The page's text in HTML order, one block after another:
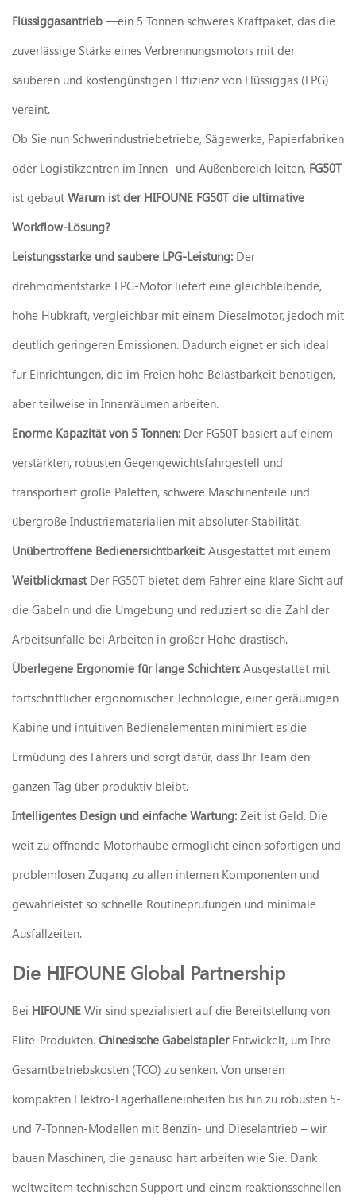
Flüssiggasantrieb —ein 5 Tonnen schweres Kraftpaket, das die
zuverlässige Stärke eines Verbrennungsmotors mit der
sauberen und kostengünstigen Effizienz von Flüssiggas (LPG)
vereint.
Ob Sie nun Schwerindustriebetriebe, Sägewerke, Papierfabriken
oder Logistikzentren im Innen- und Außenbereich leiten, FG50T
ist gebaut Warum ist der HIFOUNE FG50T die ultimative
Workflow-Lösung?
Leistungsstarke und saubere LPG-Leistung: Der
drehmomentstarke LPG-Motor liefert eine gleichbleibende,
hohe Hubkraft, vergleichbar mit einem Dieselmotor, jedoch mit
deutlich geringeren Emissionen. Dadurch eignet er sich ideal
für Einrichtungen, die im Freien hohe Belastbarkeit benötigen,
aber teilweise in Innenräumen arbeiten.
Enorme Kapazität von 5 Tonnen: Der FG50T basiert auf einem
verstärkten, robusten Gegengewichtsfahrgestell und
transportiert große Paletten, schwere Maschinenteile und
übergroße Industriematerialien mit absoluter Stabilität.
Unübertroffene Bedienersichtbarkeit: Ausgestattet mit einem
Weitblickmast Der FG50T bietet dem Fahrer eine klare Sicht auf
die Gabeln und die Umgebung und reduziert so die Zahl der
Arbeitsunfälle bei Arbeiten in großer Höhe drastisch.
Überlegene Ergonomie für lange Schichten: Ausgestattet mit
fortschrittlicher ergonomischer Technologie, einer geräumigen
Kabine und intuitiven Bedienelementen minimiert es die
Ermüdung des Fahrers und sorgt dafür, dass Ihr Team den
ganzen Tag über produktiv bleibt.
Intelligentes Design und einfache Wartung: Zeit ist Geld. Die
weit zu öffnende Motorhaube ermöglicht einen sofortigen und
problemlosen Zugang zu allen internen Komponenten und
gewährleistet so schnelle Routineprüfungen und minimale
Ausfallzeiten.
Die HIFOUNE Global Partnership
Bei HIFOUNE Wir sind spezialisiert auf die Bereitstellung von
Elite-Produkten. Chinesische Gabelstapler Entwickelt, um Ihre
Gesamtbetriebskosten (TCO) zu senken. Von unseren
kompakten Elektro-Lagerhalleneinheiten bis hin zu robusten 5-
und 7-Tonnen-Modellen mit Benzin- und Dieselantrieb – wir
bauen Maschinen, die genauso hart arbeiten wie Sie. Dank
weltweitem technischen Support und einem reaktionsschnellen